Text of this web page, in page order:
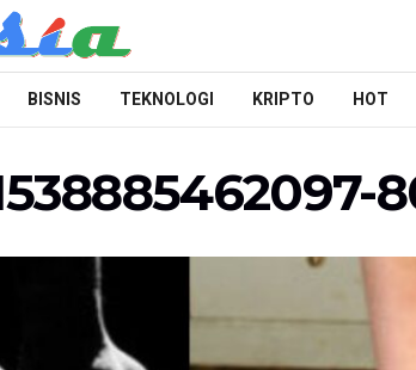
BISNIS TEKNOLOGI KRIPTO HOT